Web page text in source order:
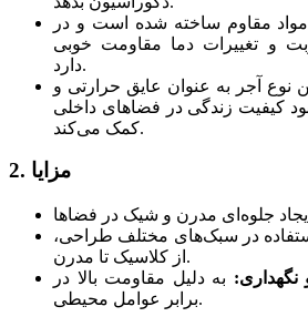
مواد مقاوم ساخته شده است و در
و تغییرات دما مقاومت خوبی
دارد.
نوع آجر به عنوان عایق حرارتی و
کیفیت زندگی در فضاهای داخلی
کمک می‌کند.
2. مزایا
در سبک‌های مختلف طراحی،
از کلاسیک تا مدرن.
به دلیل مقاومت بالا در
برابر عوامل محیطی.